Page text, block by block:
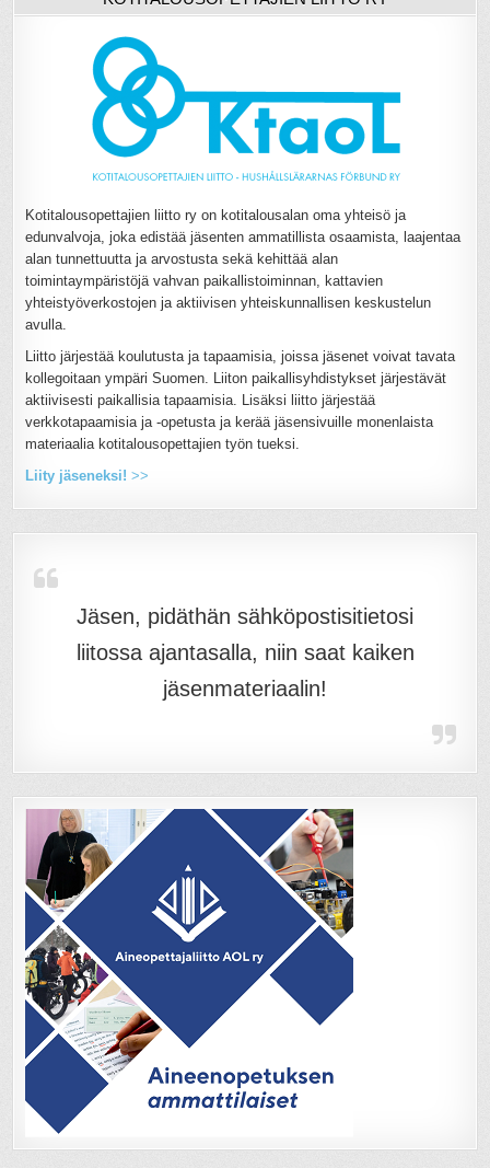
Kotitalousopettajien liitto ry on kotitalousalan oma yhteisö ja
edunvalvoja, joka edistää jäsenten ammatillista osaamista, laajentaa
alan tunnettuutta ja arvostusta sekä kehittää alan
toimintaympäristöjä vahvan paikallistoiminnan, kattavien
yhteistyöverkostojen ja aktiivisen yhteiskunnallisen keskustelun
avulla.
Liitto järjestää koulutusta ja tapaamisia, joissa jäsenet voivat tavata
kollegoitaan ympäri Suomen. Liiton paikallisyhdistykset järjestävät
aktiivisesti paikallisia tapaamisia. Lisäksi liitto järjestää
verkkotapaamisia ja -opetusta ja kerää jäsensivuille monenlaista
materiaalia kotitalousopettajien työn tueksi.
Liity jäseneksi! >>
Jäsen, pidäthän sähköpostisitietosi
liitossa ajantasalla, niin saat kaiken
jäsenmateriaalin!